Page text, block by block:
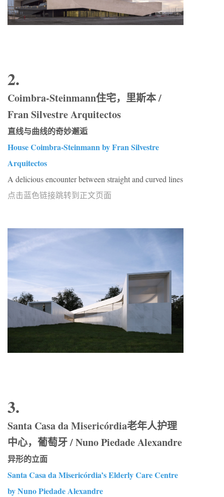
2.
Coimbra-Steinmann住宅，里斯本 /
Fran Silvestre Arquitectos
直线与曲线的奇妙邂逅
House Coimbra-Steinmann by Fran Silvestre
Arquitectos
A delicious encounter between straight and curved lines
点击蓝色链接跳转到正文页面
3.
Santa Casa da Misericórdia老年人护理
中心，葡萄牙 / Nuno Piedade Alexandre
异形的立面
Santa Casa da Misericórdia’s Elderly Care Centre
by Nuno Piedade Alexandre